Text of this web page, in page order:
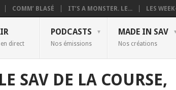
COMM’ BLASÉ IT’S A MONSTER. LE... LES
en direct
PODCASTS
Nos émissions
MADE IN SAV
Nos créations
SAV DE LA COURSE,